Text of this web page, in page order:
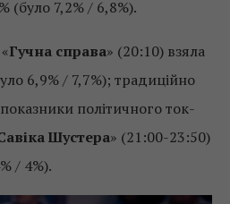
(було 7,2% / 6,8%).
Гучна справа» (20:10) взяла
6,9% / 7,7%); традиційно
політичного ток-
Шустера» (21:00-23:50)
/ 4%).